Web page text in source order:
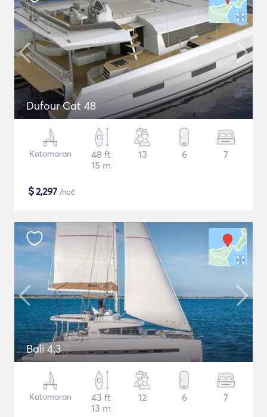
Dufour Cat 48
Katamaran
48 ft
15 m
13 6 7
$2,297 /noč
Bali 4.3
Katamaran
43 ft
13 m
12 6 7